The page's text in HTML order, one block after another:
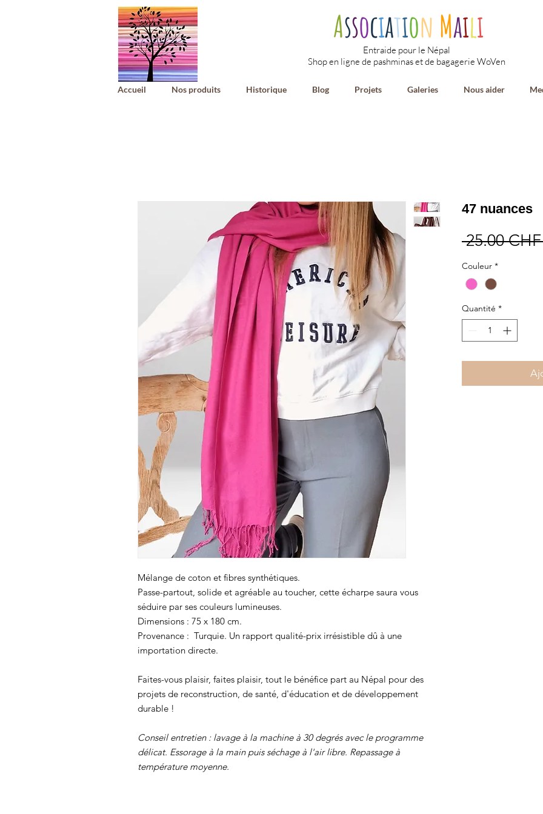
Association Maili
Entraide pour le Népal
Shop en ligne de pashminas et de bagagerie WoVen
Accueil Nos produits Historique Blog Projets Galeries Nous aider
Mélange de coton et fibres synthétiques.
Passe-partout, solide et agréable au toucher, cette écharpe saura vous
séduire par ses couleurs lumineuses.
Dimensions : 75 x 180 cm.
Provenance : Turquie. Un rapport qualité-prix irrésistible dû à une
importation directe.
Faites-vous plaisir, faites plaisir, tout le bénéfice part au Népal pour des
projets de reconstruction, de santé, d'éducation et de développement
durable !
Conseil entretien : lavage à la machine à 30 degrés avec le programme
délicat. Essorage à la main puis séchage à l'air libre. Repassage à
température moyenne.
47 nuances
25.00
Couleur *
Quantité *